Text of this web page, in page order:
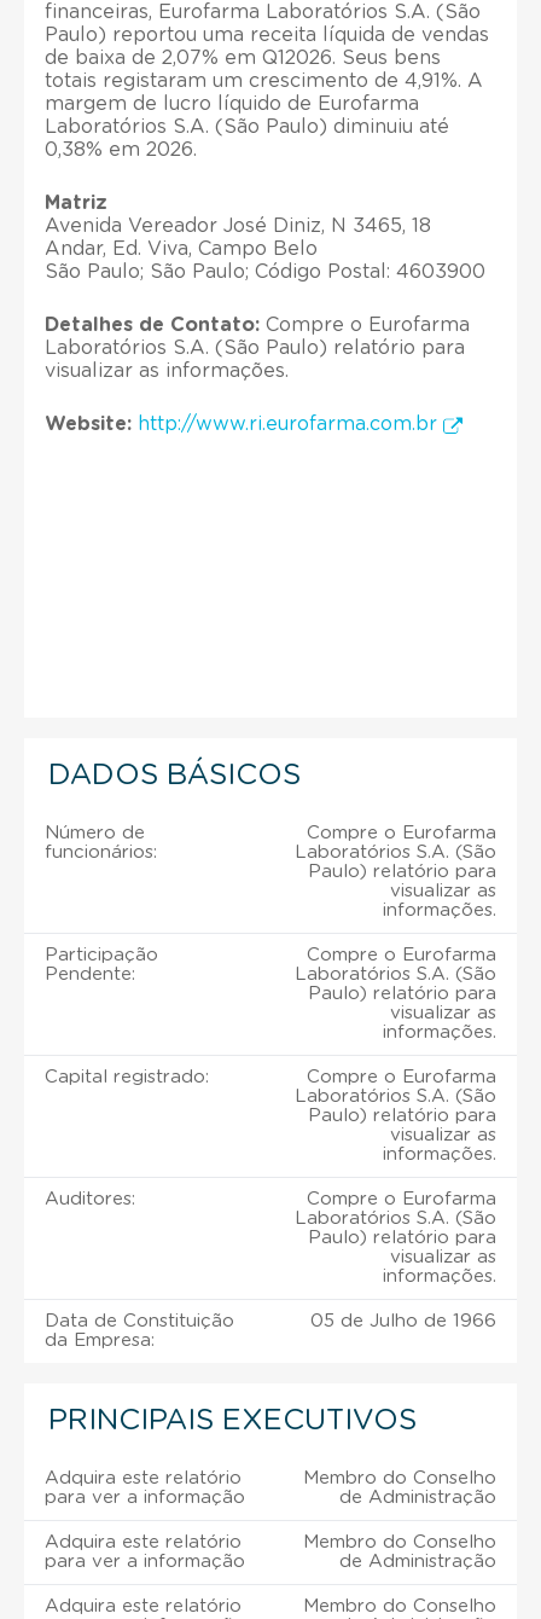
financeiras, Eurofarma Laboratórios S.A. (São
Paulo) reportou uma receita líquida de vendas
de baixa de 2,07% em Q12026. Seus bens
totais registaram um crescimento de 4,91%. A
margem de lucro líquido de Eurofarma
Laboratórios S.A. (São Paulo) diminuiu até
0,38% em 2026.
Matriz
Avenida Vereador José Diniz, N 3465, 18
Andar, Ed. Viva, Campo Belo
São Paulo; São Paulo; Código Postal: 4603900
Detalhes de Contato: Compre o Eurofarma
Laboratórios S.A. (São Paulo) relatório para
visualizar as informações.
Website: http://www.ri.eurofarma.com.br
DADOS BÁSICOS
Número de
funcionários:
Compre o Eurofarma
Laboratórios S.A. (São
Paulo) relatório para
visualizar as
informações.
Participação
Pendente:
Compre o Eurofarma
Laboratórios S.A. (São
Paulo) relatório para
visualizar as
informações.
Capital registrado:
Compre o Eurofarma
Laboratórios S.A. (São
Paulo) relatório para
visualizar as
informações.
Auditores:
Compre o Eurofarma
Laboratórios S.A. (São
Paulo) relatório para
visualizar as
informações.
Data de Constituição
da Empresa:
05 de Julho de 1966
PRINCIPAIS EXECUTIVOS
Adquira este relatório
para ver a informação
Membro do Conselho
de Administração
Adquira este relatório
para ver a informação
Membro do Conselho
de Administração
Adquira este relatório
Membro do Conselho